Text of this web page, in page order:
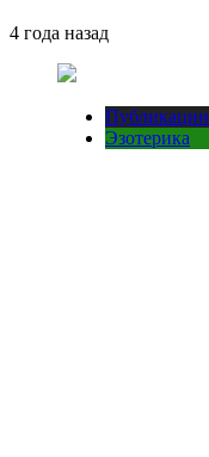
4 года назад
Публикации
Эзотерика